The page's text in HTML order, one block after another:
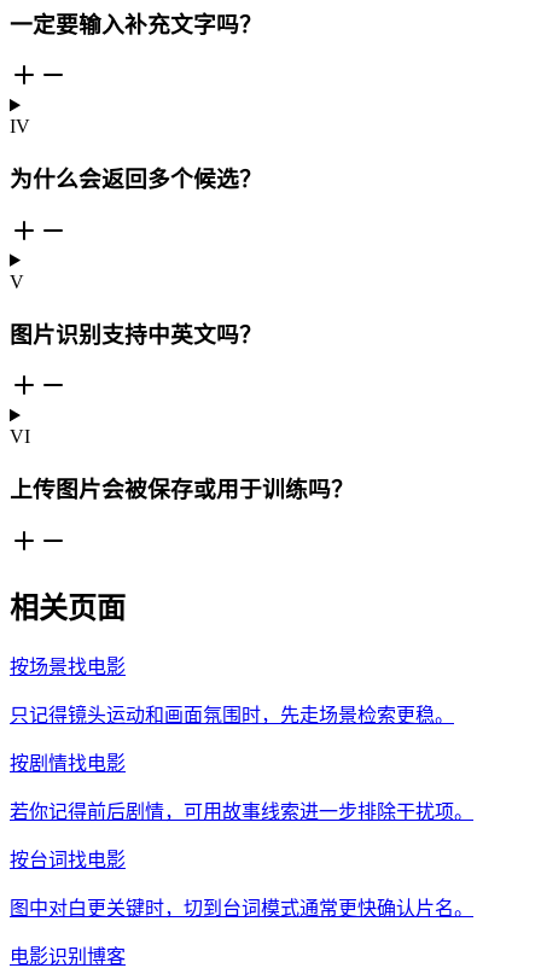
一定要输入补充文字吗？
IV
为什么会返回多个候选？
V
图片识别支持中英文吗？
VI
上传图片会被保存或用于训练吗？
相关页面
按场景找电影
只记得镜头运动和画面氛围时，先走场景检索更稳。
按剧情找电影
若你记得前后剧情，可用故事线索进一步排除干扰项。
按台词找电影
图中对白更关键时，切到台词模式通常更快确认片名。
电影识别博客